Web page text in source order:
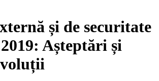
și de securitate
Așteptări și